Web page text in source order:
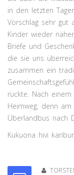
in den letzten
Vorschlag sehr gut
Kinder wieder
Briefe und
die sie uns
zusammen ein
rückte. Nach
Heimweg, denn
Überlandbus nach
Kukuona hivi